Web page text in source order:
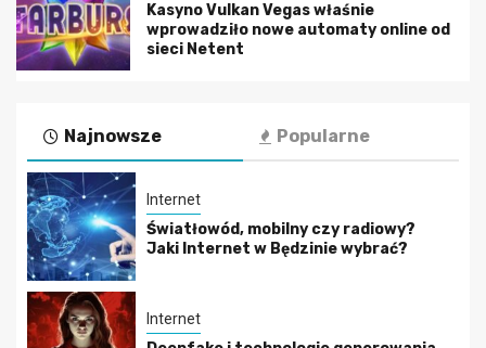
Kasyno Vulkan Vegas właśnie
wprowadziło nowe automaty online od
sieci Netent
Najnowsze Popularne
Internet
Światłowód, mobilny czy radiowy?
Jaki Internet w Będzinie wybrać?
Internet